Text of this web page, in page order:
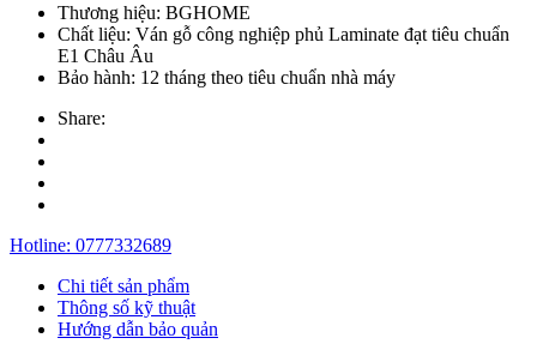
Thương hiệu: BGHOME
Chất liệu: Ván gỗ công nghiệp phủ Laminate đạt tiêu chuẩn
E1 Châu Âu
Bảo hành: 12 tháng theo tiêu chuẩn nhà máy
Share:
Hotline: 0777332689
Chi tiết sản phẩm
Thông số kỹ thuật
Hướng dẫn bảo quản